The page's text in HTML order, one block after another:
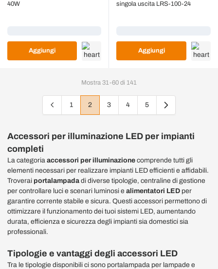
40W
Aggiungi
singola uscita LRS-100-24
Aggiungi
Mostra 31 -60 di 141
Pagina
1
Attualmente stai leggendo la pagina
2
Pagina
3
Pagina
4
Pagina
5
Accessori per illuminazione LED per impianti
completi
La categoria accessori per illuminazione comprende tutti gli
elementi necessari per realizzare impianti LED efficienti e affidabili.
Troverai portalampada di diverse tipologie, centraline di gestione
per controllare luci e scenari luminosi e alimentatori LED per
garantire corrente stabile e sicura. Questi accessori permettono di
ottimizzare il funzionamento dei tuoi sistemi LED, aumentando
durata, efficienza e sicurezza degli impianti sia domestici sia
professionali.
Tipologie e vantaggi degli accessori LED
Tra le tipologie disponibili ci sono portalampada per lampade e